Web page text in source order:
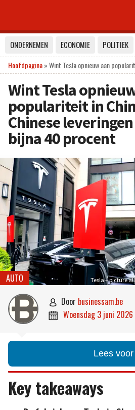
ONDERNEMEN ECONOMIE POLITIEK
Hoofdpagina»Wint Tesla opnieuw aan
Wint Tesla
populariteit in
Chinese
bijna 40 procent
Tesla – picture
AUTO
 door businessam.be
 woensdag 3 juni 2026
Lees voor
Key takeaways